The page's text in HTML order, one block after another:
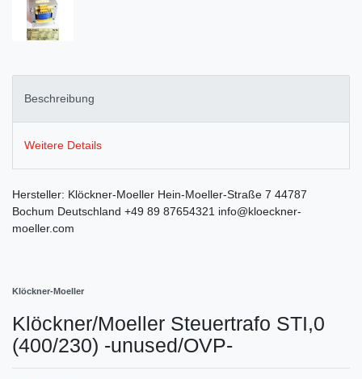
Beschreibung
Weitere Details
Hersteller: Klöckner-Moeller Hein-Moeller-Straße 7 44787
Bochum Deutschland +49 89 87654321 info@kloeckner-
moeller.com
Klöckner-Moeller
Klöckner/Moeller Steuertrafo STI,0
(400/230) -unused/OVP-